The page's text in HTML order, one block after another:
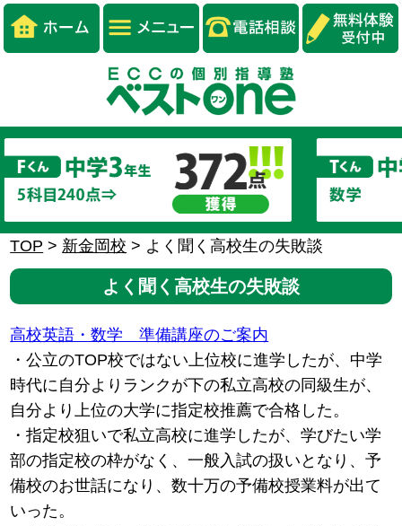
TOP > 新金岡校 > よく聞く高校生の失敗談
よく聞く高校生の失敗談
高校英語・数学 準備講座のご案内
・公立のTOP校ではない上位校に進学したが、中学
時代に自分よりランクが下の私立高校の同級生が、
自分より上位の大学に指定校推薦で合格した。
・指定校狙いで私立高校に進学したが、学びたい学
部の指定校の枠がなく、一般入試の扱いとなり、予
備校のお世話になり、数十万の予備校授業料が出て
いった。